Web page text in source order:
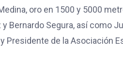
oro en 1500 y 5000
Bernardo Segura, así como
Presidente de la Asociación